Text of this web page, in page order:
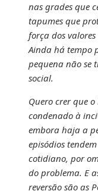
nas grades que
tapumes que
força dos valores
Ainda há tempo
pequena não se
social.
Quero crer que
condenado à
embora haja a
episódios
cotidiano, por
do problema. E
reversão são as